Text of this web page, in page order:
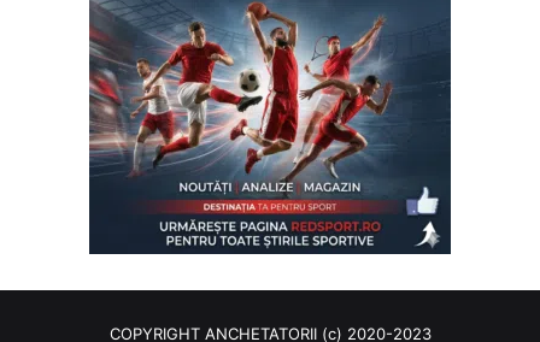
COPYRIGHT ANCHETATORII (c) 2020-2023